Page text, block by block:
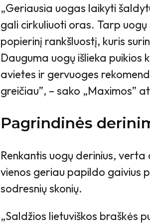
„Geriausia uogas laikyti
gali cirkuliuoti oras. Tarp
popierinį rankšluostį, kuris
Dauguma uogų išlieka puikios
avietes ir gervuoges
greičiau”, – sako „Maximos”
Pagrindinės
Renkantis uogų derinius,
vienos geriau papildo gaivius
sodresnių skonių.
„Saldžios lietuviškos braškės